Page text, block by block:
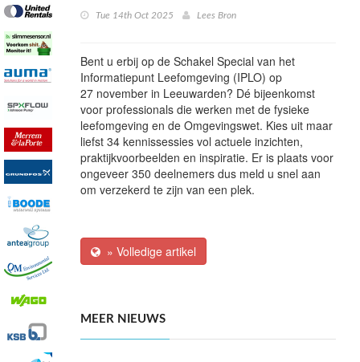
Tue 14th Oct 2025 Lees Bron
Bent u erbij op de Schakel Special van het
Informatiepunt Leefomgeving (IPLO) op
27 november in Leeuwarden? Dé bijeenkomst
voor professionals die werken met de fysieke
leefomgeving en de Omgevingswet. Kies uit maar
liefst 34 kennissessies vol actuele inzichten,
praktijkvoorbeelden en inspiratie. Er is plaats voor
ongeveer 350 deelnemers dus meld u snel aan
om verzekerd te zijn van een plek.
» Volledige artikel
MEER NIEUWS